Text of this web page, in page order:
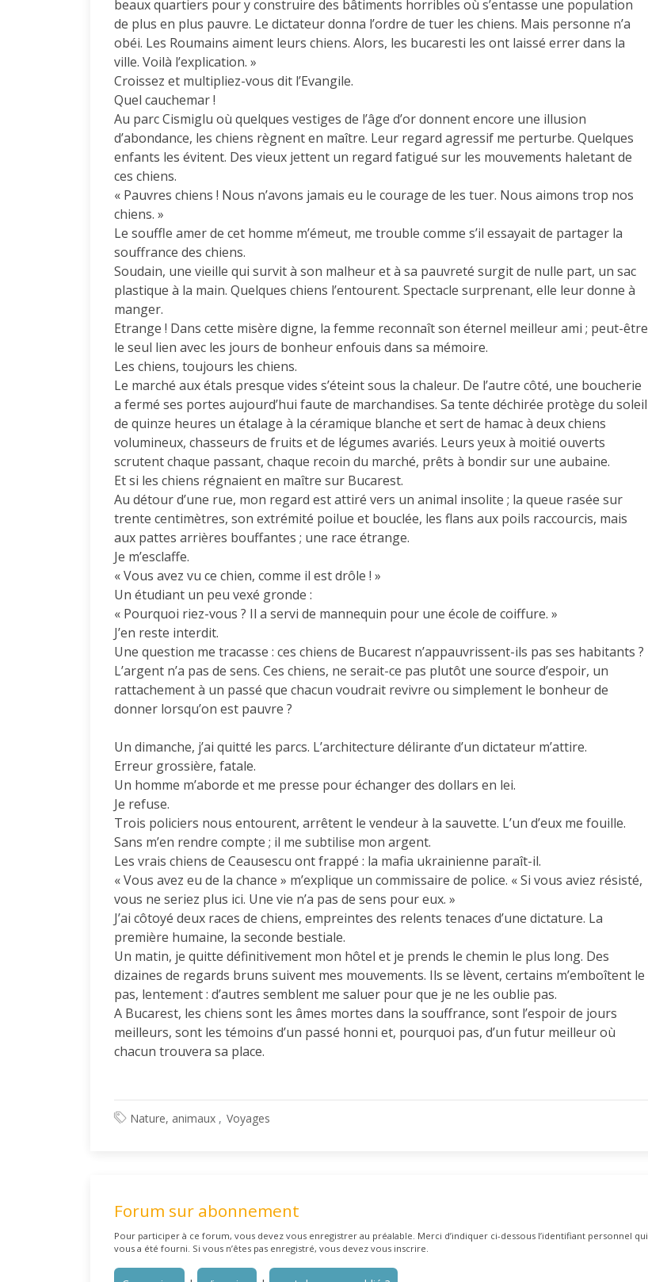
beaux quartiers pour y construire des bâtiments horribles où s’entasse une population
de plus en plus pauvre. Le dictateur donna l’ordre de tuer les chiens. Mais personne n’a
obéi. Les Roumains aiment leurs chiens. Alors, les bucaresti les ont laissé errer dans la
ville. Voilà l’explication. »
Croissez et multipliez-vous dit l’Evangile.
Quel cauchemar !
Au parc Cismiglu où quelques vestiges de l’âge d’or donnent encore une illusion
d’abondance, les chiens règnent en maître. Leur regard agressif me perturbe. Quelques
enfants les évitent. Des vieux jettent un regard fatigué sur les mouvements haletant de
ces chiens.
« Pauvres chiens ! Nous n’avons jamais eu le courage de les tuer. Nous aimons trop nos
chiens. »
Le souffle amer de cet homme m’émeut, me trouble comme s’il essayait de partager la
souffrance des chiens.
Soudain, une vieille qui survit à son malheur et à sa pauvreté surgit de nulle part, un sac
plastique à la main. Quelques chiens l’entourent. Spectacle surprenant, elle leur donne à
manger.
Etrange ! Dans cette misère digne, la femme reconnaît son éternel meilleur ami ; peut-être
le seul lien avec les jours de bonheur enfouis dans sa mémoire.
Les chiens, toujours les chiens.
Le marché aux étals presque vides s’éteint sous la chaleur. De l’autre côté, une boucherie
a fermé ses portes aujourd’hui faute de marchandises. Sa tente déchirée protège du soleil
de quinze heures un étalage à la céramique blanche et sert de hamac à deux chiens
volumineux, chasseurs de fruits et de légumes avariés. Leurs yeux à moitié ouverts
scrutent chaque passant, chaque recoin du marché, prêts à bondir sur une aubaine.
Et si les chiens régnaient en maître sur Bucarest.
Au détour d’une rue, mon regard est attiré vers un animal insolite ; la queue rasée sur
trente centimètres, son extrémité poilue et bouclée, les flans aux poils raccourcis, mais
aux pattes arrières bouffantes ; une race étrange.
Je m’esclaffe.
« Vous avez vu ce chien, comme il est drôle ! »
Un étudiant un peu vexé gronde :
« Pourquoi riez-vous ? Il a servi de mannequin pour une école de coiffure. »
J’en reste interdit.
Une question me tracasse : ces chiens de Bucarest n’appauvrissent-ils pas ses habitants ?
L’argent n’a pas de sens. Ces chiens, ne serait-ce pas plutôt une source d’espoir, un
rattachement à un passé que chacun voudrait revivre ou simplement le bonheur de
donner lorsqu’on est pauvre ?
Un dimanche, j’ai quitté les parcs. L’architecture délirante d’un dictateur m’attire.
Erreur grossière, fatale.
Un homme m’aborde et me presse pour échanger des dollars en lei.
Je refuse.
Trois policiers nous entourent, arrêtent le vendeur à la sauvette. L’un d’eux me fouille.
Sans m’en rendre compte ; il me subtilise mon argent.
Les vrais chiens de Ceausescu ont frappé : la mafia ukrainienne paraît-il.
« Vous avez eu de la chance » m’explique un commissaire de police. « Si vous aviez résisté,
vous ne seriez plus ici. Une vie n’a pas de sens pour eux. »
J’ai côtoyé deux races de chiens, empreintes des relents tenaces d’une dictature. La
première humaine, la seconde bestiale.
Un matin, je quitte définitivement mon hôtel et je prends le chemin le plus long. Des
dizaines de regards bruns suivent mes mouvements. Ils se lèvent, certains m’emboîtent le
pas, lentement : d’autres semblent me saluer pour que je ne les oublie pas.
A Bucarest, les chiens sont les âmes mortes dans la souffrance, sont l’espoir de jours
meilleurs, sont les témoins d’un passé honni et, pourquoi pas, d’un futur meilleur où
chacun trouvera sa place.
Nature, animaux Voyages
Forum sur abonnement
Pour participer à ce forum, vous devez vous enregistrer au préalable. Merci d’indiquer ci-dessous l’identifiant personnel qui
vous a été fourni. Si vous n’êtes pas enregistré, vous devez vous inscrire.